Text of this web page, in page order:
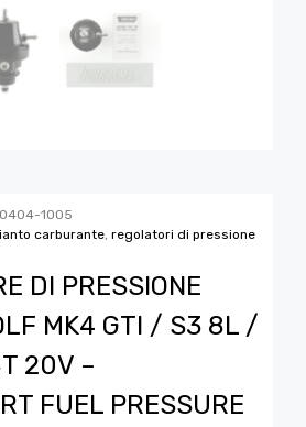
1005
carburante, regolatori di pressione
DI PRESSIONE
MK4 GTI / S3 8L /
20V –
FUEL PRESSURE